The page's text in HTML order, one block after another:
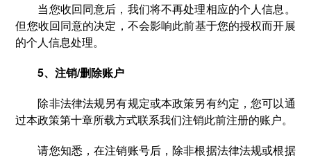
当您收回同意后，我们将不再处理相应的个人信息。
但您收回同意的决定，不会影响此前基于您的授权而开展
的个人信息处理。
5、注销/删除账户
除非法律法规另有规定或本政策另有约定，您可以通
过本政策第十章所载方式联系我们注销此前注册的账户。
请您知悉，在注销账号后，除非根据法律法规或根据